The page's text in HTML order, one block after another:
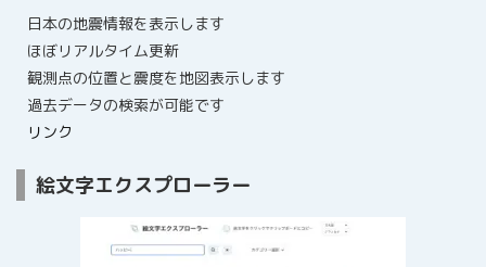
日本の地震情報を表示します
ほぼリアルタイム更新
観測点の位置と震度を地図表示します
過去データの検索が可能です
リンク
絵文字エクスプローラー